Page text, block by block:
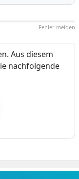
Fehler melden
Aus diesem
nachfolgende